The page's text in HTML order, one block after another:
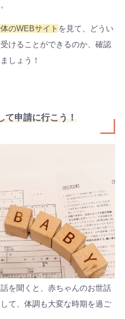
のWEBサイト を見て、どうい
けることができるのか、確認
しょう！
て申請に行こう！
を聞くと、赤ちゃんのお世話
て、体調も大変な時期を過ご